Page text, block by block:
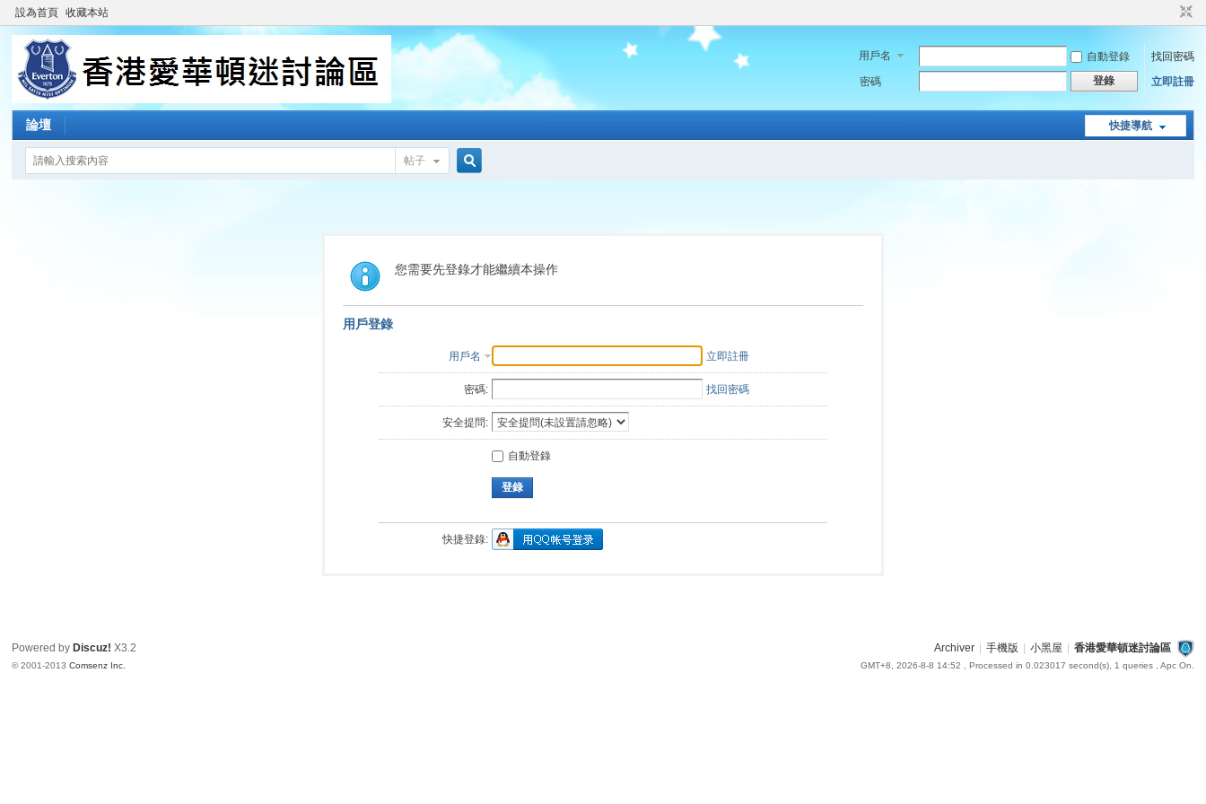
設為首頁 收藏本站
用戶名 自動登錄
找回密碼
密碼
登錄 立即註冊
快捷導航
論壇
帖子
索
您需要先登錄才能繼續本操作
用戶登錄
用戶名 立即註冊
密碼: 找回密碼
安全提問:
自動登錄
登錄
快捷登錄:
Archiver 手機版 小黑屋 香港愛華頓迷討論區
GMT+8, 2026-8-8 14:52 , Processed in 0.023017 second(s), 1 queries , Apc On.
Powered by Discuz! X3.2
© 2001-2013Comsenz Inc.